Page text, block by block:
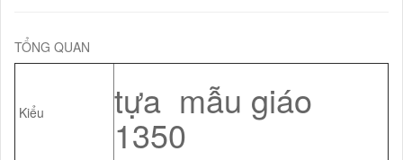
TỔNG QUAN
Kiểu tựa mẫu giáo
1350